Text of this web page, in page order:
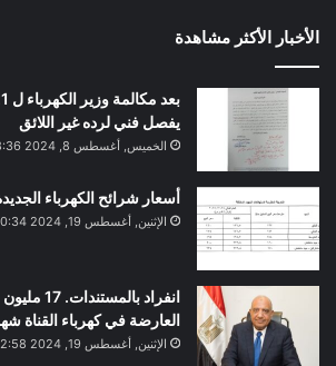
الأخبار الأكثر مشاهدة
يفصل فني لرده غير اللائق
الخميس, أغسطس 8, 2024 8:36 م
أسعار شرائح الكهرباء الجديدة 2024/
الإثنين, أغسطس 19, 2024 10:34 م
انفراد
العارضة في كهرباء القناة
الإثنين, أغسطس 19, 2024 12:58 م